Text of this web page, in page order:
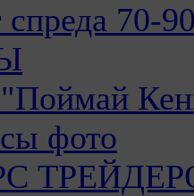
спреда 70-
фото